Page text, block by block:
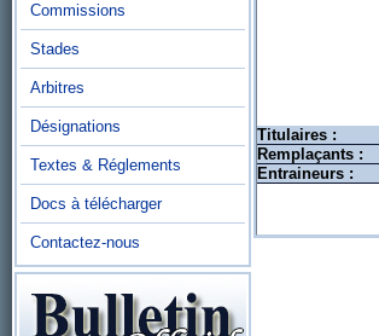
Commissions
Stades
Arbitres
Désignations
Textes & Réglements
Docs à télécharger
Contactez-nous
Titulaires :
Remplaçants :
Entraineurs :